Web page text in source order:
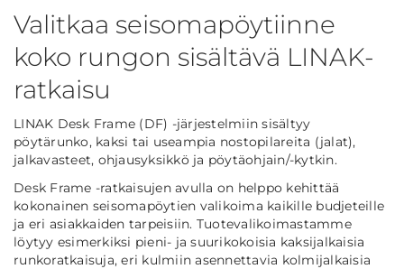
Valitkaa seisomapöytiinne
koko rungon sisältävä LINAK-
ratkaisu
LINAK Desk Frame (DF) -järjestelmiin sisältyy
pöytärunko, kaksi tai useampia nostopilareita (jalat),
jalkavasteet, ohjausyksikkö ja pöytäohjain/-kytkin.
Desk Frame -ratkaisujen avulla on helppo kehittää
kokonainen seisomapöytien valikoima kaikille budjeteille
ja eri asiakkaiden tarpeisiin. Tuotevalikoimastamme
löytyy esimerkiksi pieni- ja suurikokoisia kaksijalkaisia
runkoratkaisuja, eri kulmiin asennettavia kolmijalkaisia